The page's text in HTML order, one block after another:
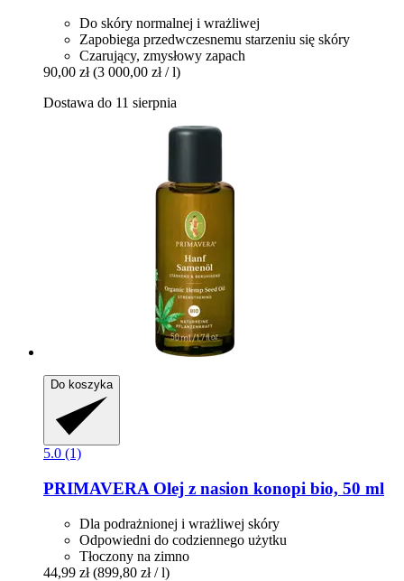
Do skóry normalnej i wrażliwej
Zapobiega przedwczesnemu starzeniu się skóry
Czarujący, zmysłowy zapach
90,00 zł (3 000,00 zł / l)
Dostawa do 11 sierpnia
Do koszyka
5.0 (1)
PRIMAVERA Olej z nasion konopi bio, 50 ml
Dla podrażnionej i wrażliwej skóry
Odpowiedni do codziennego użytku
Tłoczony na zimno
44,99 zł (899,80 zł / l)